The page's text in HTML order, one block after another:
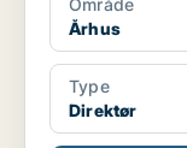
Område
Århus
Type
Direktør